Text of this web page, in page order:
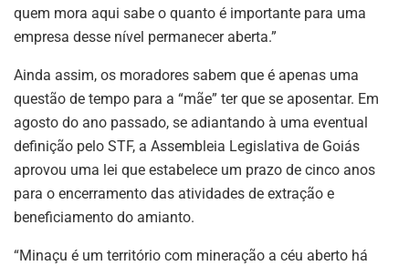
quem mora aqui sabe o quanto é importante para uma
empresa desse nível permanecer aberta.”
Ainda assim, os moradores sabem que é apenas uma
questão de tempo para a “mãe” ter que se aposentar. Em
agosto do ano passado, se adiantando à uma eventual
definição pelo STF, a Assembleia Legislativa de Goiás
aprovou uma lei que estabelece um prazo de cinco anos
para o encerramento das atividades de extração e
beneficiamento do amianto.
“Minaçu é um território com mineração a céu aberto há